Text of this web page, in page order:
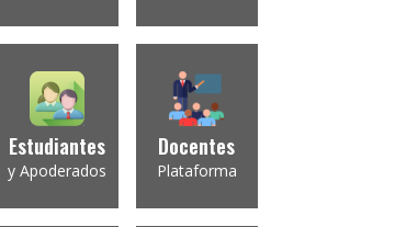
Estudiantes
y Apoderados
Docentes
Plataforma